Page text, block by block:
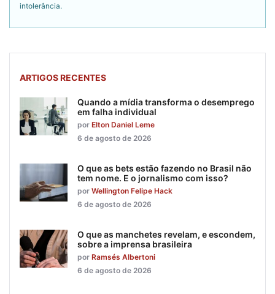
intolerância.
ARTIGOS RECENTES
Quando a mídia transforma o desemprego
em falha individual
por Elton Daniel Leme
6 de agosto de 2026
O que as bets estão fazendo no Brasil não
tem nome. E o jornalismo com isso?
por Wellington Felipe Hack
6 de agosto de 2026
O que as manchetes revelam, e escondem,
sobre a imprensa brasileira
por Ramsés Albertoni
6 de agosto de 2026